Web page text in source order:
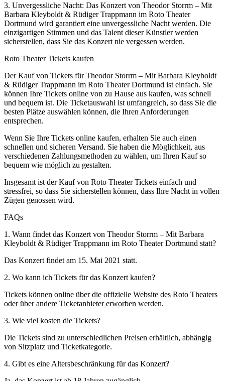
3. Unvergessliche Nacht: Das Konzert von Theodor Storrm – Mit
Barbara Kleyboldt & Rüdiger Trappmann im Roto Theater
Dortmund wird garantiert eine unvergessliche Nacht werden. Die
einzigartigen Stimmen und das Talent dieser Künstler werden
sicherstellen, dass Sie das Konzert nie vergessen werden.
Roto Theater Tickets kaufen
Der Kauf von Tickets für Theodor Storrm – Mit Barbara Kleyboldt
& Rüdiger Trappmann im Roto Theater Dortmund ist einfach. Sie
können Ihre Tickets online von zu Hause aus kaufen, was schnell
und bequem ist. Die Ticketauswahl ist umfangreich, so dass Sie die
besten Plätze auswählen können, die Ihren Anforderungen
entsprechen.
Wenn Sie Ihre Tickets online kaufen, erhalten Sie auch einen
schnellen und sicheren Versand. Sie haben die Möglichkeit, aus
verschiedenen Zahlungsmethoden zu wählen, um Ihren Kauf so
bequem wie möglich zu gestalten.
Insgesamt ist der Kauf von Roto Theater Tickets einfach und
stressfrei, so dass Sie sicherstellen können, dass Ihre Nacht in vollen
Zügen genossen wird.
FAQs
1. Wann findet das Konzert von Theodor Storrm – Mit Barbara
Kleyboldt & Rüdiger Trappmann im Roto Theater Dortmund statt?
Das Konzert findet am 15. Mai 2021 statt.
2. Wo kann ich Tickets für das Konzert kaufen?
Tickets können online über die offizielle Website des Roto Theaters
oder über andere Ticketanbieter erworben werden.
3. Wie viel kosten die Tickets?
Die Tickets sind zu unterschiedlichen Preisen erhältlich, abhängig
von Sitzplatz und Ticketkategorie.
4. Gibt es eine Altersbeschränkung für das Konzert?